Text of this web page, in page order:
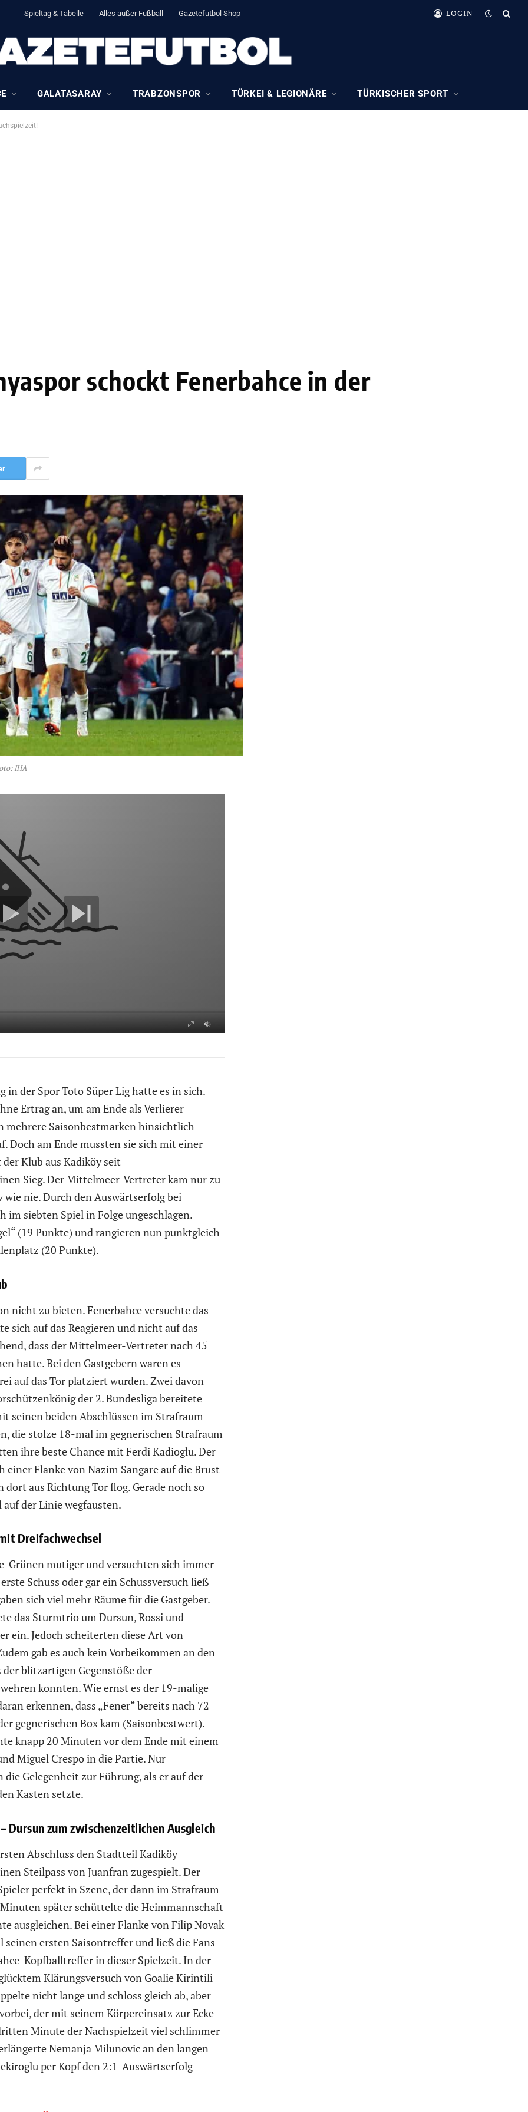
Spieltag & Tabelle Alles außer Fußball Gazetefutbol Shop LOGIN
GALATASARAY TRABZONSPOR TÜRKEI & LEGIONÄRE TÜRKISCHER SPORT
schockt Fenerbahce in der
IHA
in der Spor Toto Süper Lig hatte es in sich.
Ertrag an, um am Ende als Verlierer
mehrere Saisonbestmarken hinsichtlich
Doch am Ende mussten sie sich mit einer
Klub aus Kadiköy seit
Sieg. Der Mittelmeer-Vertreter kam nur zu
nie. Durch den Auswärtserfolg bei
im siebten Spiel in Folge ungeschlagen.
(19 Punkte) und rangieren nun punktgleich
(20 Punkte).
nicht zu bieten. Fenerbahce versuchte das
sich auf das Reagieren und nicht auf das
dass der Mittelmeer-Vertreter nach 45
hatte. Bei den Gastgebern waren es
auf das Tor platziert wurden. Zwei davon
der 2. Bundesliga bereitete
seinen beiden Abschlüssen im Strafraum
die stolze 18-mal im gegnerischen Strafraum
ihre beste Chance mit Ferdi Kadioglu. Der
Flanke von Nazim Sangare auf die Brust
aus Richtung Tor flog. Gerade noch so
der Linie wegfausten.
Dreifachwechsel
Grünen mutiger und versuchten sich immer
Schuss oder gar ein Schussversuch ließ
sich viel mehr Räume für die Gastgeber.
das Sturmtrio um Dursun, Rossi und
ein. Jedoch scheiterten diese Art von
gab es auch kein Vorbeikommen an den
blitzartigen Gegenstöße der
konnten. Wie ernst es der 19-malige
erkennen, dass „Fener“ bereits nach 72
gegnerischen Box kam (Saisonbestwert).
knapp 20 Minuten vor dem Ende mit einem
Miguel Crespo in die Partie. Nur
Gelegenheit zur Führung, als er auf der
Kasten setzte.
Dursun zum zwischenzeitlichen Ausgleich
Abschluss den Stadtteil Kadiköy
Steilpass von Juanfran zugespielt. Der
perfekt in Szene, der dann im Strafraum
später schüttelte die Heimmannschaft
ausgleichen. Bei einer Flanke von Filip Novak
ersten Saisontreffer und ließ die Fans
Kopfballtreffer in dieser Spielzeit. In der
Klärungsversuch von Goalie Kirintili
nicht lange und schloss gleich ab, aber
der mit seinem Körpereinsatz zur Ecke
Minute der Nachspielzeit viel schlimmer
Nemanja Milunovic an den langen
per Kopf den 2:1-Auswärtserfolg